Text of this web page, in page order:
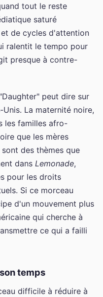
tout le reste
saturé
de cycles d'attention
ralentit le tempo pour
presque à contre-
peut dire sur
La maternité noire,
les familles afro-
que les mères
des thèmes que
dans Lemonade,
pour les droits
Si ce morceau
d'un mouvement plus
qui cherche à
ce qui a failli
temps
difficile à réduire à